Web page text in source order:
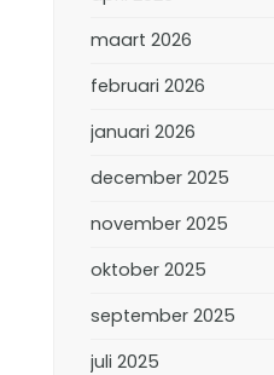
maart 2026
februari 2026
januari 2026
december 2025
november 2025
oktober 2025
september 2025
juli 2025